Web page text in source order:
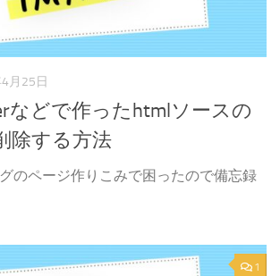
月25日
などで作ったhtmlソースの
除する方法
のページ作りこみで困ったので備忘録
1